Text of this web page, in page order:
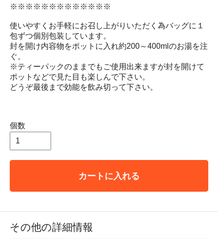
※※※※※※※※※※※※※
使いやすくお手軽にお召し上がりいただく為バッグに１
包ずつ個別包装しています。
封を開け内容物をポットに入れ約200～400mlのお湯を注
ぐ。
※ティーパックのままでもご使用出来ますが封を開けて
ポットなどで見た目も楽しんで下さい。
どうぞ最後まで効能を飲み切って下さい。
個数
カートに入れる
その他の詳細情報